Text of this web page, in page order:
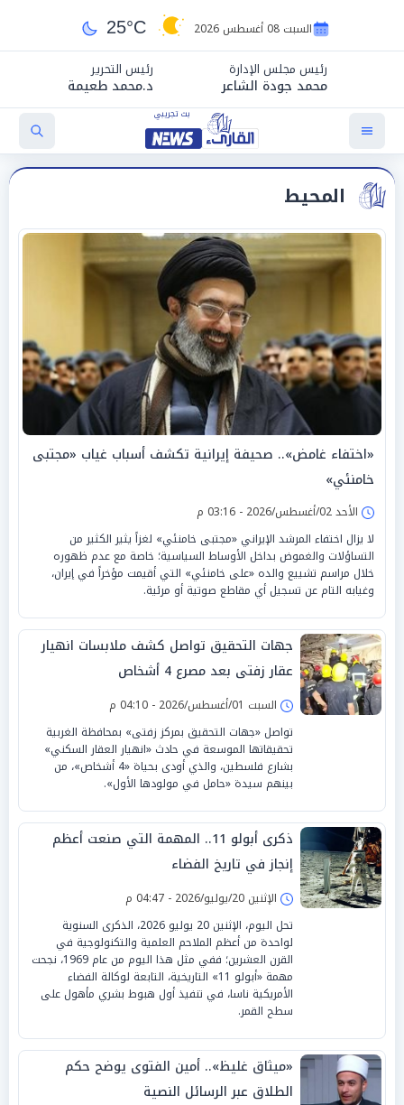
السبت 08 أغسطس 2026 25°C
رئيس مجلس الإدارة
محمد جودة الشاعر
رئيس التحرير
د.محمد طعيمة
المحيط
«اختفاء غامض».. صحيفة إيرانية تكشف أسباب غياب «مجتبى
خامنئي»
الأحد 02/أغسطس/2026 - 03:16 م
لا يزال اختفاء المرشد الإيراني «مجتبى خامنئي» لغزاً يثير الكثير من
التساؤلات والغموض بداخل الأوساط السياسية؛ خاصة مع عدم ظهوره
خلال مراسم تشييع والده «على خامنئي» التي أقيمت مؤخراً في إيران،
وغيابه التام عن تسجيل أي مقاطع صوتية أو مرئية.
جهات التحقيق تواصل كشف ملابسات انهيار
عقار زفتى بعد مصرع 4 أشخاص
السبت 01/أغسطس/2026 - 04:10 م
تواصل «جهات التحقيق بمركز زفتى» بمحافظة الغربية
تحقيقاتها الموسعة في حادث «انهيار العقار السكني»
بشارع فلسطين، والذي أودى بحياة «4 أشخاص»، من
بينهم سيدة «حامل في مولودها الأول».
ذكرى أبولو 11.. المهمة التي صنعت أعظم
إنجاز في تاريخ الفضاء
الإثنين 20/يوليو/2026 - 04:47 م
تحل اليوم، الإثنين 20 يوليو 2026، الذكرى السنوية
لواحدة من أعظم الملاحم العلمية والتكنولوجية في
القرن العشرين؛ ففي مثل هذا اليوم من عام 1969، نجحت
مهمة «أبولو 11» التاريخية، التابعة لوكالة الفضاء
الأمريكية ناسا، في تنفيذ أول هبوط بشري مأهول على
سطح القمر.
«ميثاق غليظ».. أمين الفتوى يوضح حكم
الطلاق عبر الرسائل النصية